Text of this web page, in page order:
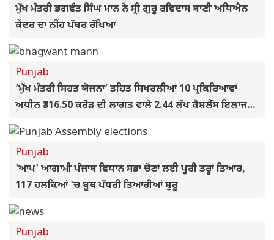
ਮੁੱਖ ਮੰਤਰੀ ਭਗਵੰਤ ਸਿੰਘ ਮਾਨ ਨੇ ਸ੍ਰੀ ਗੁਰੂ ਰਵਿਦਾਸ ਬਾਣੀ ਅਧਿਐਨ
ਕੇਂਦਰ ਦਾ ਨੀਂਹ ਪੱਥਰ ਰੱਖਿਆ
Punjab
’ਮੁੱਖ ਮੰਤਰੀ ਸਿਹਤ ਯੋਜਨਾ’ ਤਹਿਤ ਸਿਖਰਲੀਆਂ 10 ਪ੍ਰਕਿਰਿਆਵਾਂ
ਅਧੀਨ ₹316.50 ਕਰੋੜ ਦੀ ਲਾਗਤ ਵਾਲੇ 2.44 ਲੱਖ ਕੈਸ਼ਲੈੱਸ ਇਲਾਜ
ਮੁਹੱਈਆ ਕਰਵਾਏ ਗਏ
Punjab
'ਆਪ' ਆਗਾਮੀ ਪੰਜਾਬ ਵਿਧਾਨ ਸਭਾ ਚੋਣਾਂ ਲਈ ਪੂਰੀ ਤਰ੍ਹਾਂ ਤਿਆਰ,
117 ਹਲਕਿਆਂ 'ਚ ਬੂਥ ਪੱਧਰੀ ਤਿਆਰੀਆਂ ਸ਼ੁਰੂ
Punjab